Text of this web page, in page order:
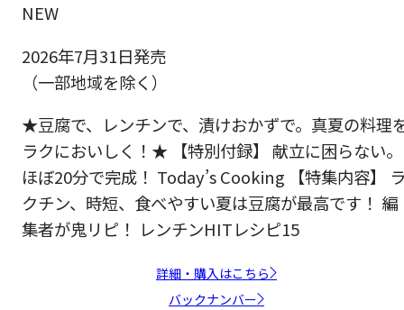
NEW
2026年7月31日発売
（一部地域を除く）
★豆腐で、レンチンで、漬けおかずで。真夏の料理
ラクにおいしく！★ 【特別付録】 献立に困らない。
ほぼ20分で完成！ Today’s Cooking 【特集内容】
クチン、時短、食べやすい夏は豆腐が最高です！ 編
集者が鬼リピ！ レンチンHITレシピ15
詳細・購入はこちら
バックナンバー